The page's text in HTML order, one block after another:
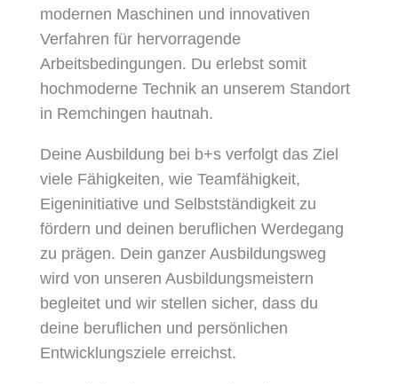
modernen Maschinen und innovativen
Verfahren für hervorragende
Arbeitsbedingungen. Du erlebst somit
hochmoderne Technik an unserem Standort
in Remchingen hautnah.
Deine Ausbildung bei b+s verfolgt das Ziel
viele Fähigkeiten, wie Teamfähigkeit,
Eigeninitiative und Selbstständigkeit zu
fördern und deinen beruflichen Werdegang
zu prägen. Dein ganzer Ausbildungsweg
wird von unseren Ausbildungsmeistern
begleitet und wir stellen sicher, dass du
deine beruflichen und persönlichen
Entwicklungsziele erreichst.